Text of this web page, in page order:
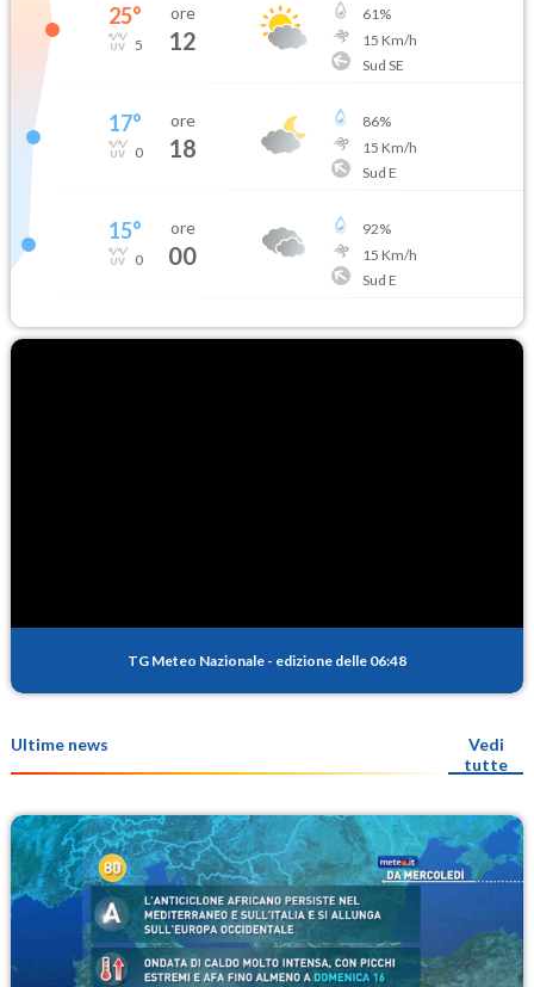
25°
5
ore
12
61%
15 Km/h
Sud SE
17°
0
ore
18
86%
15 Km/h
Sud E
15°
0
ore
00
92%
15 Km/h
Sud E
TG Meteo Nazionale - edizione delle 06:48
Ultime news
Vedi
tutte